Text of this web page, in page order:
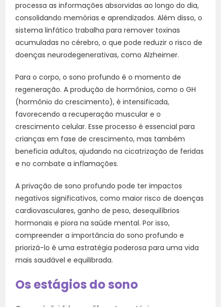
processa as informações absorvidas ao longo do dia,
consolidando memórias e aprendizados. Além disso, o
sistema linfático trabalha para remover toxinas
acumuladas no cérebro, o que pode reduzir o risco de
doenças neurodegenerativas, como Alzheimer.
Para o corpo, o sono profundo é o momento de
regeneração. A produção de hormônios, como o GH
(hormônio do crescimento), é intensificada,
favorecendo a recuperação muscular e o
crescimento celular. Esse processo é essencial para
crianças em fase de crescimento, mas também
beneficia adultos, ajudando na cicatrização de feridas
e no combate a inflamações.
A privação de sono profundo pode ter impactos
negativos significativos, como maior risco de doenças
cardiovasculares, ganho de peso, desequilíbrios
hormonais e piora na saúde mental. Por isso,
compreender a importância do sono profundo e
priorizá-lo é uma estratégia poderosa para uma vida
mais saudável e equilibrada.
Os estágios do sono